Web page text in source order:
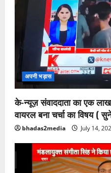
अपनी भड़ास
के-न्यूज़ संवाददाता का एक
वायरल बना चर्चा का विषय (
bhadas2media July 14,